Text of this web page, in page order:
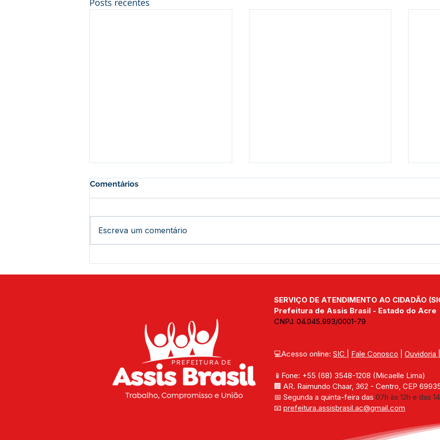
Comentários
Escreva um comentário
SERVIÇO DE ATENDIMENTO AO CIDADÃO
Prefeitura de Assis Brasil - Estado do Acre
CNPJ. 04.045.993/0001-79
💻Acesso online: SIC Fale Conosco Ouvidoria
📱Fone: +55 (68) 3548-1208 (Micaelle Lima)
🏢 AR. Raimundo Chaar, 362 - Centro, CEP
📅 Segunda a quinta-feira das 07h às 12h e das
📧 prefeitura.assisbrasil.ac@gmail.com